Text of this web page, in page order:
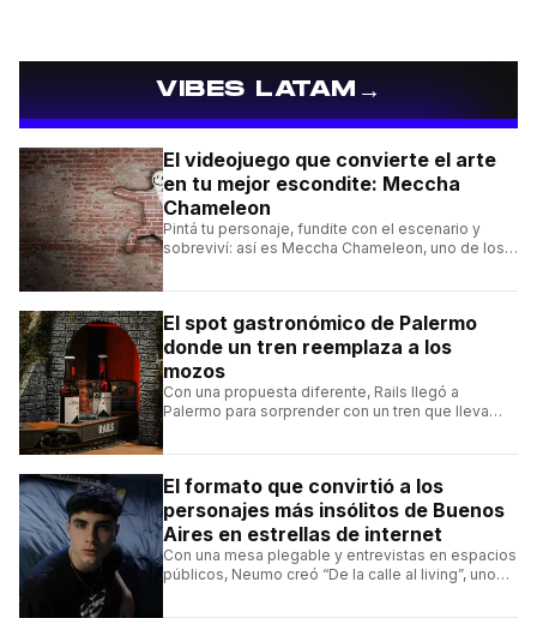
VIBES LATAM→
El videojuego que convierte el arte
en tu mejor escondite: Meccha
Chameleon
Pintá tu personaje, fundite con el escenario y
sobreviví: así es Meccha Chameleon, uno de los
El spot gastronómico de Palermo
donde un tren reemplaza a los
mozos
Con una propuesta diferente, Rails llegó a
Palermo para sorprender con un tren que lleva
El formato que convirtió a los
personajes más insólitos de Buenos
Aires en estrellas de internet
Con una mesa plegable y entrevistas en espacios
públicos, Neumo creó “De la calle al living”, uno